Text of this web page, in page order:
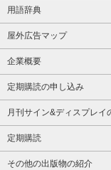
用語辞典
屋外広告マップ
企業概要
定期購読の申し込み
月刊サイン&ディスプレイ
定期購読
その他の出版物の紹介